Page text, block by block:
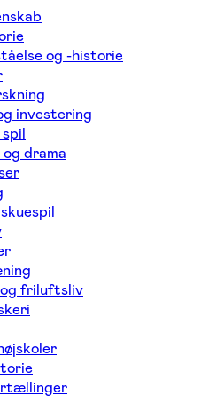
og -historie
investering
drama
friluftsliv